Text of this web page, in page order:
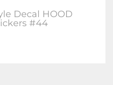
Decal HOOD
#44